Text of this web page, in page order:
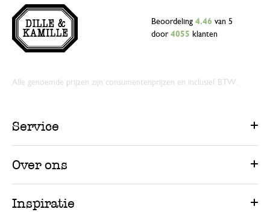
Beoordeling 4.46 van 5
door 4055 klanten
Alle genoemde prijzen zijn consumentenprijzen en inclusief BTW.
Service
Over ons
Inspiratie